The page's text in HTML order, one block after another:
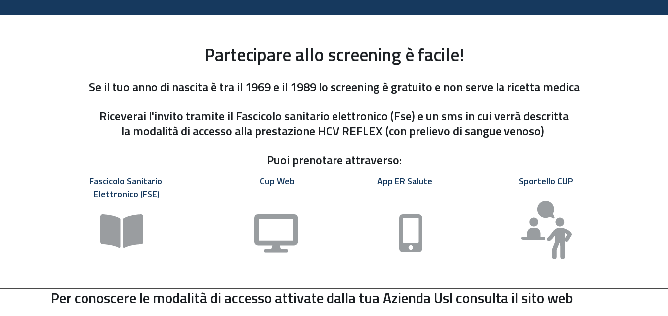
Partecipare allo screening è facile!
Se il tuo anno di nascita è tra il 1969 e il 1989 lo screening ègratuitoe non serve la ricetta medica
Riceverai l'invito tramite il Fascicolo sanitario elettronico(Fse) e un sms in cui verrà descritta
la modalità di accesso alla prestazione HCV REFLEX (con prelievo di sangue venoso)
Puoi prenotare attraverso:
Fascicolo Sanitario
Elettronico (FSE)
Cup Web App ER Salute Sportello CUP
Per conoscere le modalità di accesso attivate dalla tua Azienda Usl consulta il sito web